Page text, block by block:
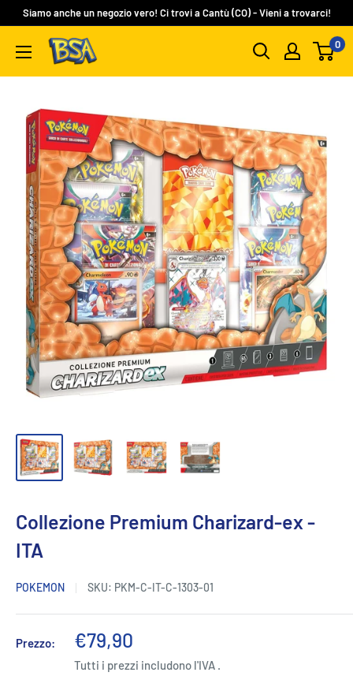
contenuto
Siamo anche un negozio vero! Ci trovi a Cantù (CO) - Vieni a trovarci!
BSA
Carte
0
Collezione Premium Charizard-ex -
ITA
POKEMON SKU: PKM-C-IT-C-1303-01
Prezzo:
Prezzo
scontato
€79,90
Tutti i prezzi includono l'IVA .